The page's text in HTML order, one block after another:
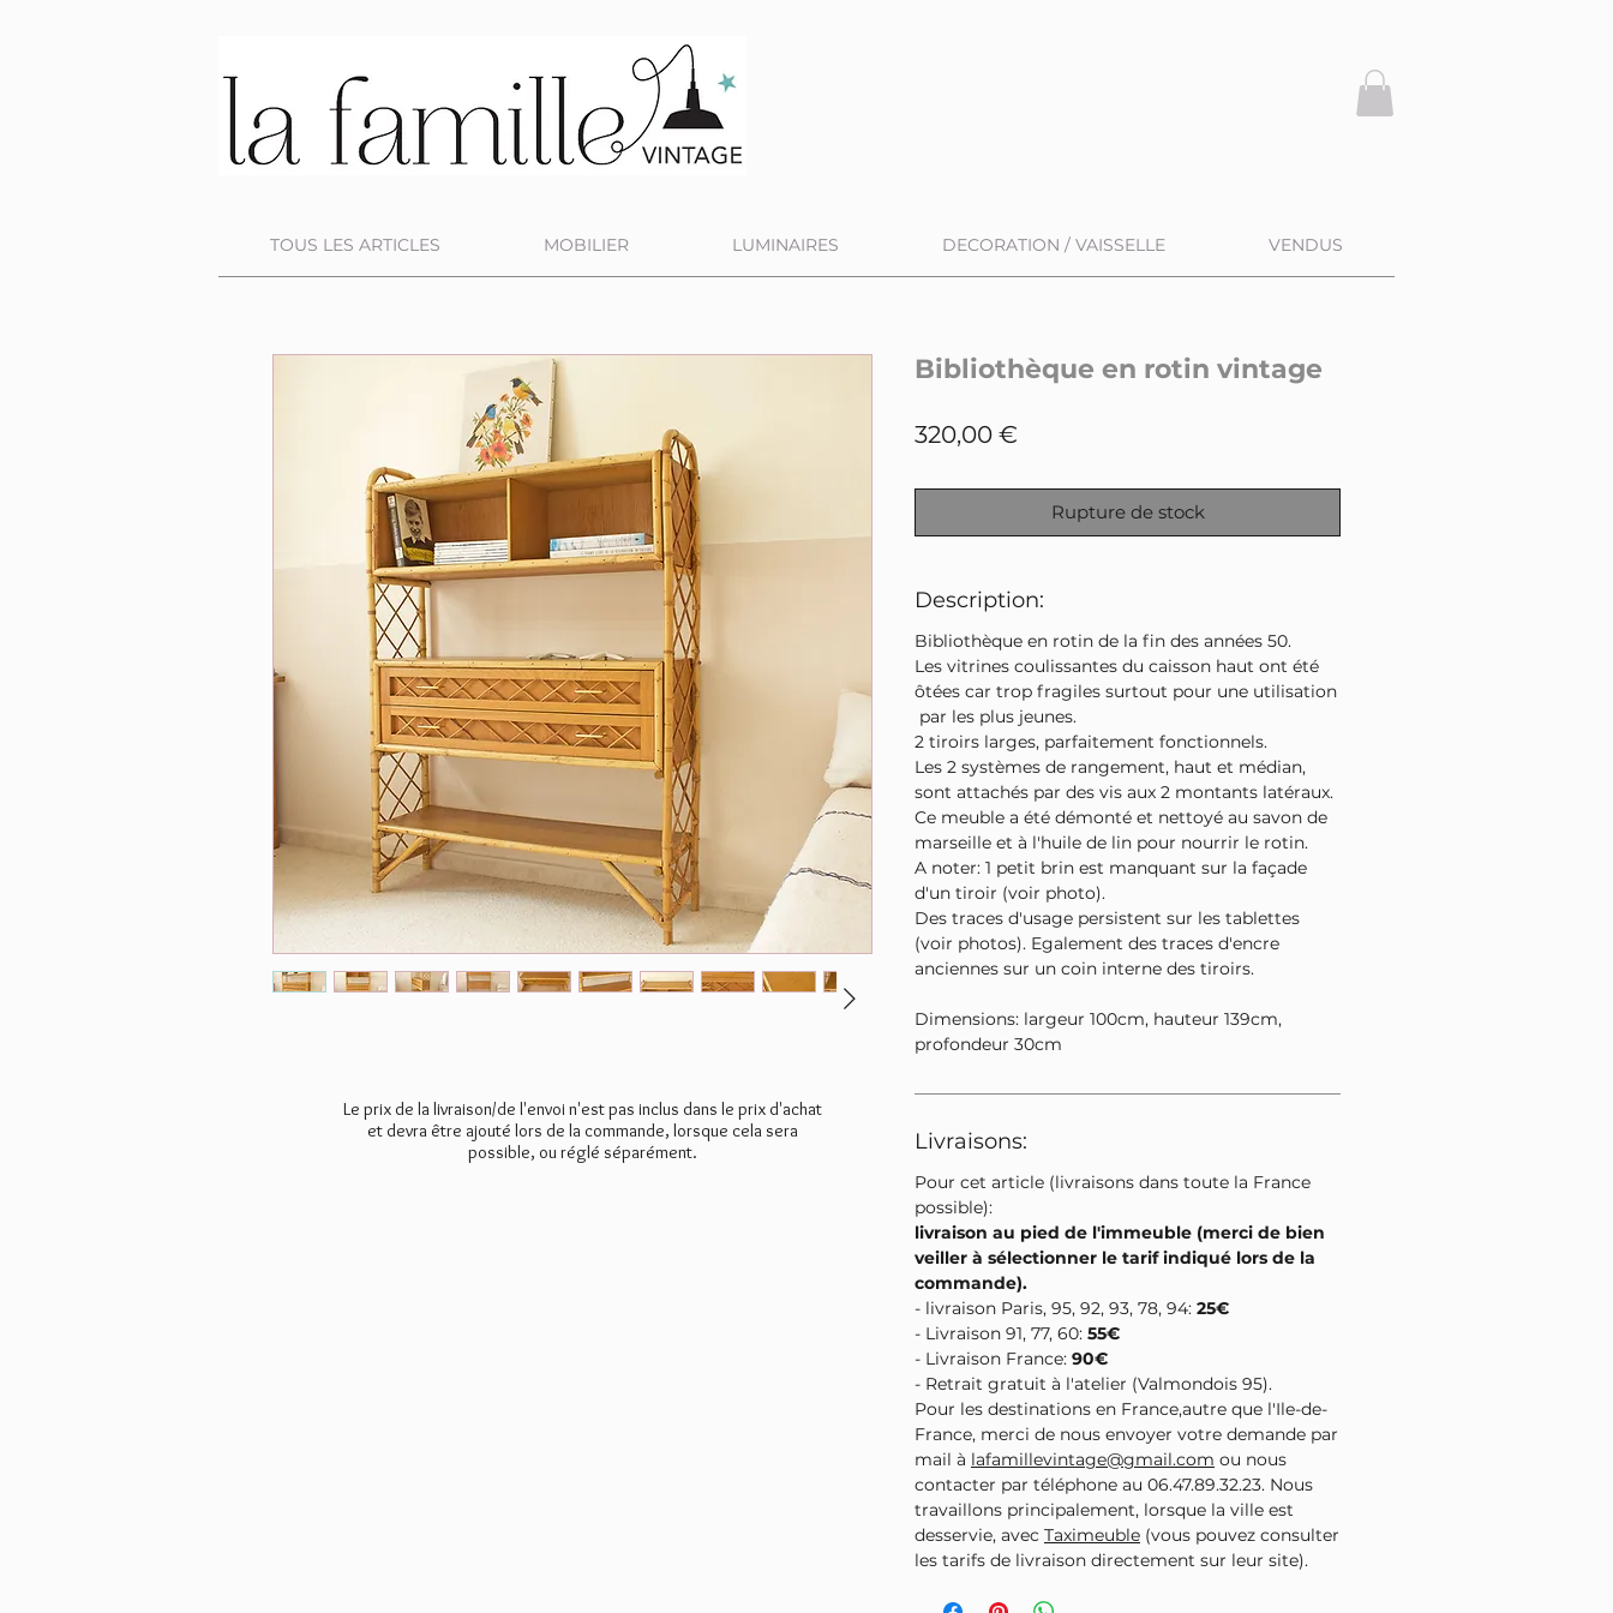
TOUS LES ARTICLES MOBILIER LUMINAIRES DECORATION / VAISSELLE VENDUS
Bibliothèque en rotin vintage
320,00 €
Rupture de stock
Description:
Bibliothèque en rotin de la fin des années 50.
Les vitrines coulissantes du caisson haut ont été
ôtées car trop fragiles surtout pour une utilisation
par les plus jeunes.
2 tiroirs larges, parfaitement fonctionnels.
Les 2 systèmes de rangement, haut et médian,
sont attachés par des vis aux 2 montants latéraux.
Ce meuble a été démonté et nettoyé au savon de
marseille et à l'huile de lin pour nourrir le rotin.
A noter: 1 petit brin est manquant sur la façade
d'un tiroir (voir photo).
Des traces d'usage persistent sur les tablettes
(voir photos). Egalement des traces d'encre
anciennes sur un coin interne des tiroirs.
Dimensions: largeur 100cm, hauteur 139cm,
profondeur 30cm
Livraisons:
Pour cet article (livraisons dans toute la France
possible):
livraison au pied de l'immeuble (merci de bien
veiller à sélectionner le tarif indiqué lors de la
commande).
- livraison Paris, 95, 92, 93, 78, 94: 25€
- Livraison 91, 77, 60: 55€
- Livraison France: 90€
- Retrait gratuit à l'atelier (Valmondois 95).
Pour les destinations en France,autre que l'Ile-de-
France, merci de nous envoyer votre demande par
mail à lafamillevintage@gmail.com ou nous
contacter par téléphone au 06.47.89.32.23. Nous
travaillons principalement, lorsque la ville est
desservie, avec Taximeuble (vous pouvez consulter
les tarifs de livraison directement sur leur site).
Le prix de la livraison/de l'envoi n'est pas inclus dans le prix d'achat
et devra être ajouté lors de la commande, lorsque cela sera
possible, ou réglé séparément.